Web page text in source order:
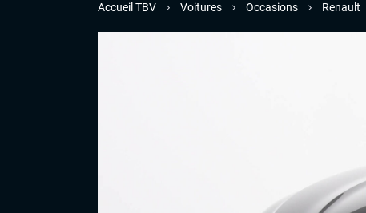
Accueil TBV Voitures Occasions Renault